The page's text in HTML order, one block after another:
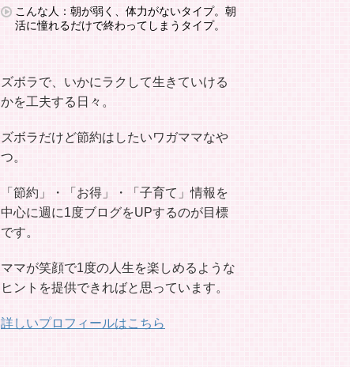
こんな人：朝が弱く、体力がないタイプ。朝
活に憧れるだけで終わってしまうタイプ。
ズボラで、いかにラクして生きていける
かを工夫する日々。
ズボラだけど節約はしたいワガママなや
つ。
「節約」・「お得」・「子育て」情報を
中心に週に1度ブログをUPするのが目標
です。
ママが笑顔で1度の人生を楽しめるような
ヒントを提供できればと思っています。
詳しいプロフィールはこちら